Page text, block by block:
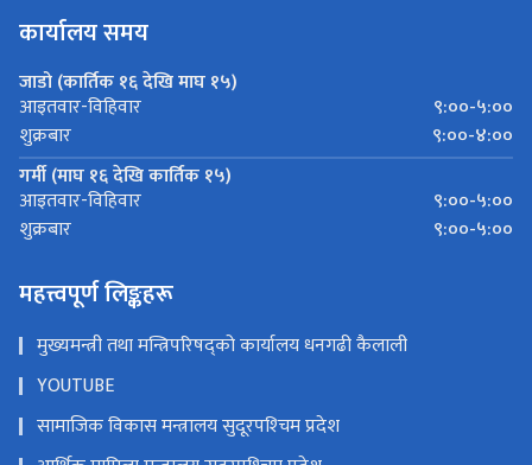
कार्यालय समय
जाडो (कार्तिक १६ देखि माघ १५)
आइतवार-विहिवार
९:००-५:००
शुक्रबार
९:००-४:००
गर्मी (माघ १६ देखि कार्तिक १५)
आइतवार-विहिवार
९:००-५:००
शुक्रबार
९:००-५:००
महत्त्वपूर्ण लिङ्कहरू
मुख्यमन्त्री तथा मन्त्रिपरिषद्को कार्यालय धनगढी कैलाली
YOUTUBE
सामाजिक विकास मन्त्रालय सुदूरपश्‍चिम प्रदेश